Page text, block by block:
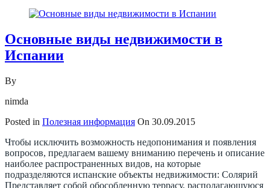
Основные виды недвижимости в
Испании
By
nimda
Posted in Полезная информация On 30.09.2015
Чтобы исключить возможность недопонимания и появления
вопросов, предлагаем вашему вниманию перечень и описание
наиболее распространенных видов, на которые
подразделяются испанские объекты недвижимости: Солярий
Представляет собой обособленную террасу, располагающуюся